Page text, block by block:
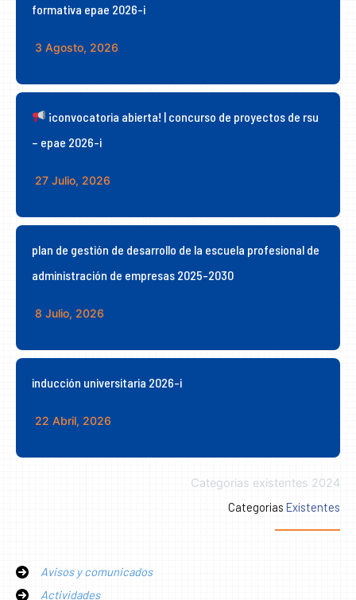
formativa epae 2026-i
3 Agosto, 2026
¡convocatoria abierta! | concurso de proyectos de rsu
– epae 2026-i
27 Julio, 2026
plan de gestión de desarrollo de la escuela profesional de
administración de empresas 2025-2030
8 Julio, 2026
inducción universitaria 2026-i
22 Abril, 2026
Categorias existentes 2024
Categorias Existentes
Avisos y comunicados
Actividades